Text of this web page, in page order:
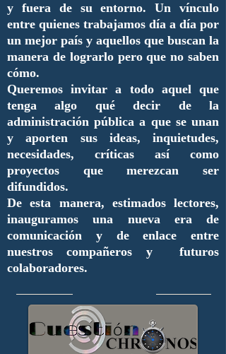
y fuera de su entorno. Un vínculo
entre quienes trabajamos día a día por
un mejor país y aquellos que buscan la
manera de lograrlo pero que no saben
cómo.
Queremos invitar a todo aquel que
tenga algo qué decir de la
administración pública a que se unan
y aporten sus ideas, inquietudes,
necesidades, críticas así como
proyectos que merezcan ser
difundidos.
De esta manera, estimados lectores,
inauguramos una nueva era de
comunicación y de enlace entre
nuestros compañeros y futuros
colaboradores.